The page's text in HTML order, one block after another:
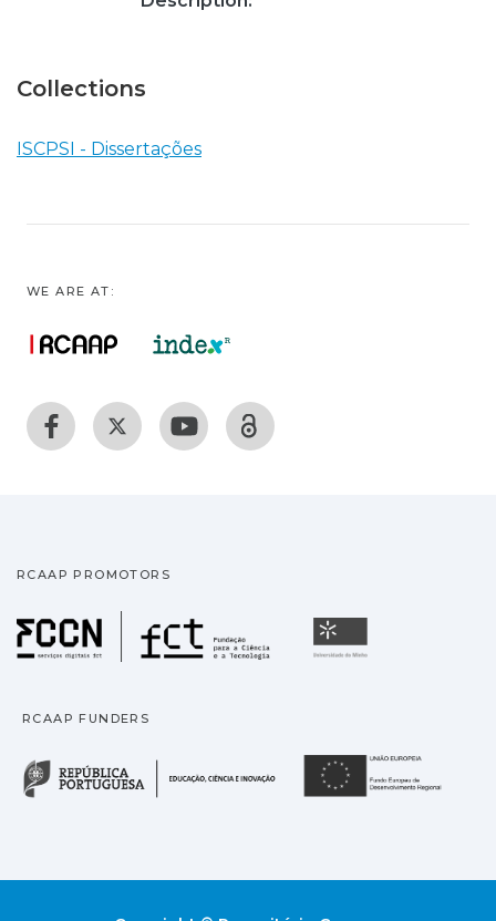
Collections
ISCPSI - Dissertações
WE ARE AT:
RCAAP PROMOTORS
Fundação para a
RCAAP FUNDERS
República Portuguesa